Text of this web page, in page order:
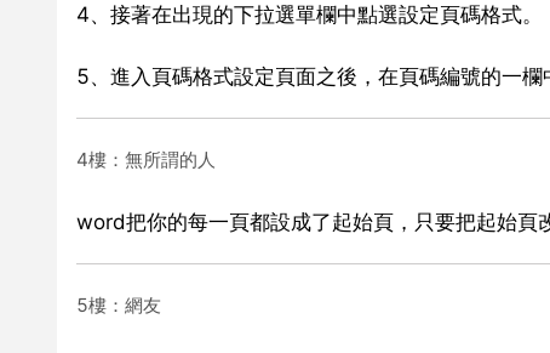
4、接著在出現的下拉選單欄中點選設定頁碼格式。
5、進入頁碼格式設定頁面之後，在頁碼編號的一欄
4樓：無所謂的人
word把你的每一頁都設成了起始頁，只要把起始頁
5樓：網友